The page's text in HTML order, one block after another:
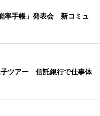
率手帳」発表会 新コミュ
子ツアー 信託銀行で仕事体